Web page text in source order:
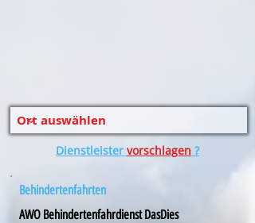
Dienstleister vorschlagen ?
Behindertenfahrten
AWO Behindertenfahrdienst DasDies